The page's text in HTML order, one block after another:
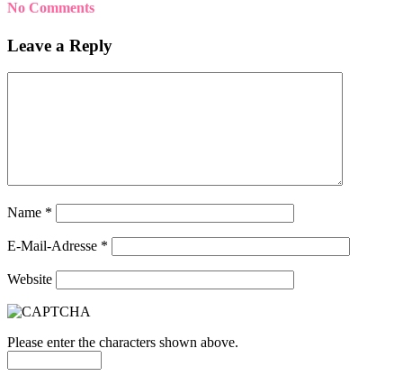
No Comments
Leave a Reply
Name *
E-Mail-Adresse *
Website
Please enter the characters shown above.